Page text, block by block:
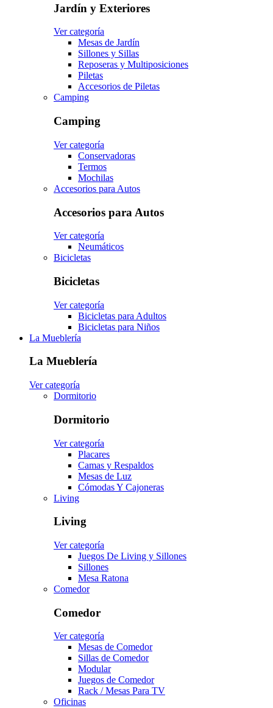
Jardín y Exteriores
Ver categoría
Mesas de Jardín
Sillones y Sillas
Reposeras y Multiposiciones
Piletas
Accesorios de Piletas
Camping
Camping
Ver categoría
Conservadoras
Termos
Mochilas
Accesorios para Autos
Accesorios para Autos
Ver categoría
Neumáticos
Bicicletas
Bicicletas
Ver categoría
Bicicletas para Adultos
Bicicletas para Niños
La Mueblería
La Mueblería
Ver categoría
Dormitorio
Dormitorio
Ver categoría
Placares
Camas y Respaldos
Mesas de Luz
Cómodas Y Cajoneras
Living
Living
Ver categoría
Juegos De Living y Sillones
Sillones
Mesa Ratona
Comedor
Comedor
Ver categoría
Mesas de Comedor
Sillas de Comedor
Modular
Juegos de Comedor
Rack / Mesas Para TV
Oficinas